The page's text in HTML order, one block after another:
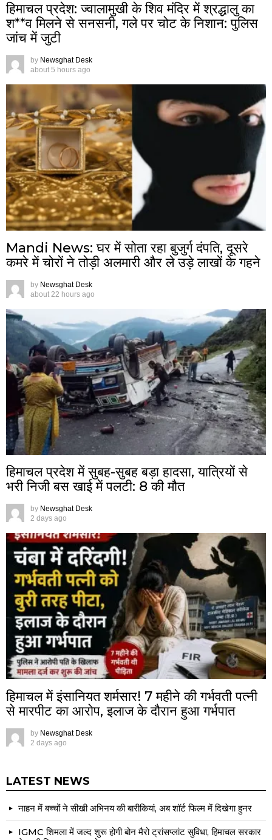
हिमाचल प्रदेश: ज्वालामुखी के शिव मंदिर में श्रद्धालु का
श**व मिलने से सनसनी, गले पर चोट के निशान: पुलिस
जांच में जुटी
by Newsghat Desk
about 5 hours ago
Mandi News: घर में सोता रहा बुजुर्ग दंपति, दूसरे
कमरे में चोरों ने तोड़ी अलमारी और ले उड़े लाखों के गहने
by Newsghat Desk
about 22 hours ago
हिमाचल प्रदेश में सुबह-सुबह बड़ा हादसा, यात्रियों से
भरी निजी बस खाई में पलटी: 8 की मौत
by Newsghat Desk
2 days ago
हिमाचल में इंसानियत शर्मसार! 7 महीने की गर्भवती पत्नी
से मारपीट का आरोप, इलाज के दौरान हुआ गर्भपात
by Newsghat Desk
2 days ago
LATEST NEWS
नाहन में बच्चों ने सीखी अभिनय की बारीकियां, अब शॉर्ट फिल्म में दिखेगा हुनर
IGMC शिमला में जल्द शुरू होगी बोन मैरो ट्रांसप्लांट सुविधा, हिमाचल सरकार